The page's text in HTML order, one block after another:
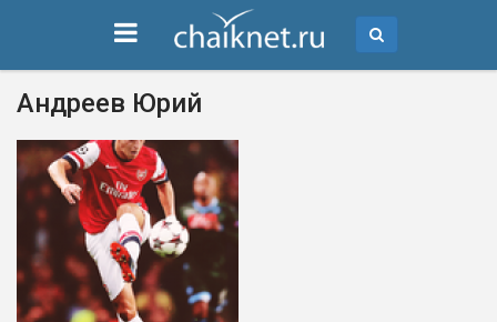
Андреев Юрий